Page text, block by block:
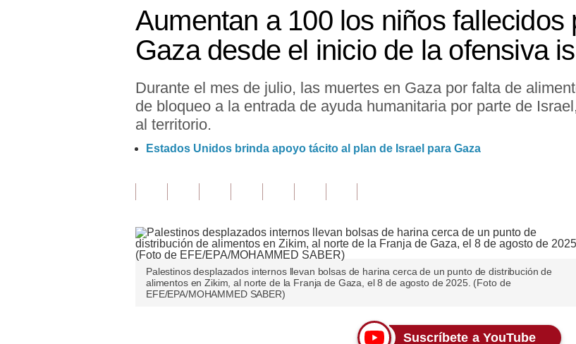
Aumentan a 100 los niños fallecidos
Gaza desde el inicio de la ofensiva
Durante el mes de julio, las muertes en Gaza por falta de
de bloqueo a la entrada de ayuda humanitaria por parte de
al territorio.
Estados Unidos brinda apoyo tácito al plan de Israel para Gaza
Palestinos desplazados internos llevan bolsas de harina cerca de un punto de distribución de
alimentos en Zikim, al norte de la Franja de Gaza, el 8 de agosto de 2025. (Foto de
EFE/EPA/MOHAMMED SABER)
Suscríbete a YouTube